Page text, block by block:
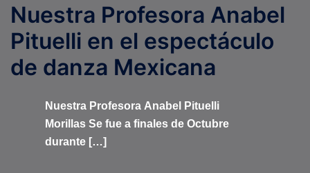
Nuestra Profesora Anabel
Pituelli en el espectáculo
de danza Mexicana
Nuestra Profesora Anabel Pituelli
Morillas Se fue a finales de Octubre
durante […]